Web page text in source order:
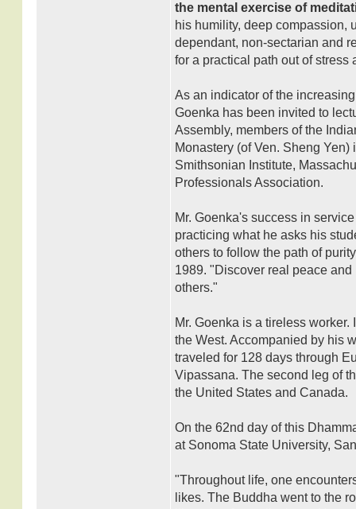
the mental exercise of
his humility, deep compassion,
dependant, non-sectarian and
for a practical path out of stress
As an indicator of the
Goenka has been invited to
Assembly, members of the
Monastery (of Ven. Sheng
Smithsonian Institute,
Professionals Association.
Mr. Goenka's success in
practicing what he asks his
others to follow the path of
1989. "Discover real peace
others."
Mr. Goenka is a tireless
the West. Accompanied by his
traveled for 128 days through
Vipassana. The second leg of
the United States and Canada.
On the 62nd day of this
at Sonoma State University,
"Throughout life, one
likes. The Buddha went to the